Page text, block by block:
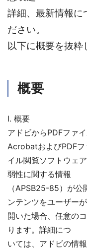
詳細、最新情報に
ださい。
以下に概要を抜粋
概要
I. 概要
アドビからPDFファ
AcrobatおよびPDFフ
イル閲覧ソフトウェ
弱性に関する情報
（APSB25-85）が
ンテンツをユーザーが
開いた場合、任意の
ります。詳細につ
いては、アドビの情